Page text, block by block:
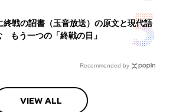
終戦の詔書（玉音放送）の原文と現代語
もう一つの「終戦の日」
Recommended by
VIEW ALL